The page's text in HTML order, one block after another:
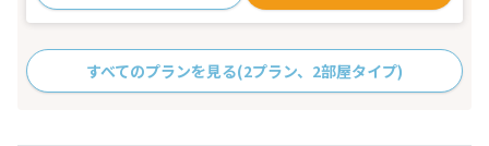
すべてのプランを見る(2プラン、2部屋タイプ)